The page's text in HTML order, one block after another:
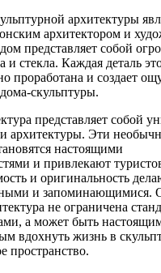
архитектуры
архитектором и
представляет собой
и стекла. Каждая деталь
проработана и создает
скульптуры.
представляет собой
и архитектуры. Эти
настоящими
и привлекают
и оригинальность
и запоминающимися.
не ограничена
а может быть
вдохнуть жизнь в
пространство.